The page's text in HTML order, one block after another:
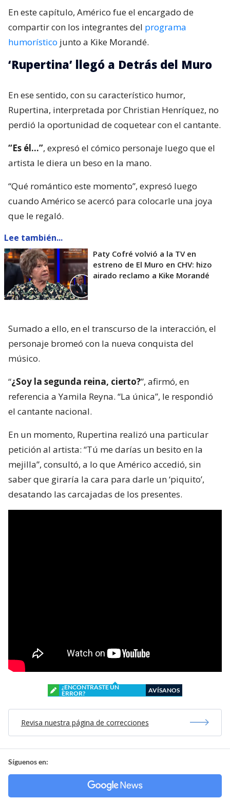
En este capítulo, Américo fue el encargado de
compartir con los integrantes del programa
humorístico junto a Kike Morandé.
‘Rupertina’ llegó a Detrás del Muro
En ese sentido, con su característico humor,
Rupertina, interpretada por Christian Henríquez, no
perdió la oportunidad de coquetear con el cantante.
“Es él…”, expresó el cómico personaje luego que el
artista le diera un beso en la mano.
“Qué romántico este momento”, expresó luego
cuando Américo se acercó para colocarle una joya
que le regaló.
Lee también...
Paty Cofré volvió a la TV en
estreno de El Muro en CHV: hizo
airado reclamo a Kike Morandé
Sumado a ello, en el transcurso de la interacción, el
personaje bromeó con la nueva conquista del
músico.
“¿Soy la segunda reina, cierto?”, afirmó, en
referencia a Yamila Reyna. “La única”, le respondió
el cantante nacional.
En un momento, Rupertina realizó una particular
petición al artista: “Tú me darías un besito en la
mejilla”, consultó, a lo que Américo accedió, sin
saber que giraría la cara para darle un ‘piquito’,
desatando las carcajadas de los presentes.
¿ENCONTRASTE UN
ERROR?
AVÍSANOS
Revisa nuestra página de correcciones
Síguenos en: